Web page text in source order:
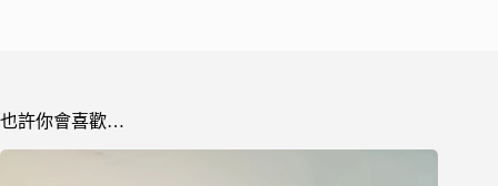
也許你會喜歡…